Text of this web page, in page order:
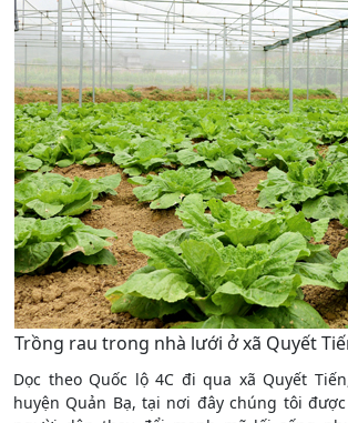
Trồng rau trong nhà lưới ở xã Quyết
Dọc theo Quốc lộ 4C đi qua xã Quyết
huyện Quản Bạ, tại nơi đây chúng tôi